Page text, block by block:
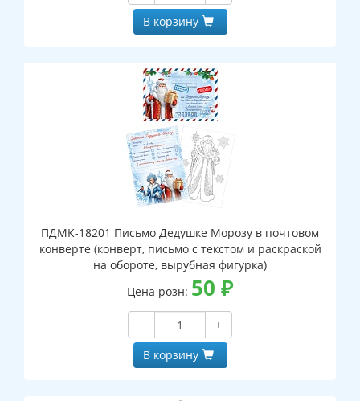
В корзину
ПДМК-18201 Письмо Дедушке Морозу в почтовом
конверте (конверт, письмо с текстом и раскраской
на обороте, вырубная фигурка)
Цена розн: 50 ₽
−
+
В корзину